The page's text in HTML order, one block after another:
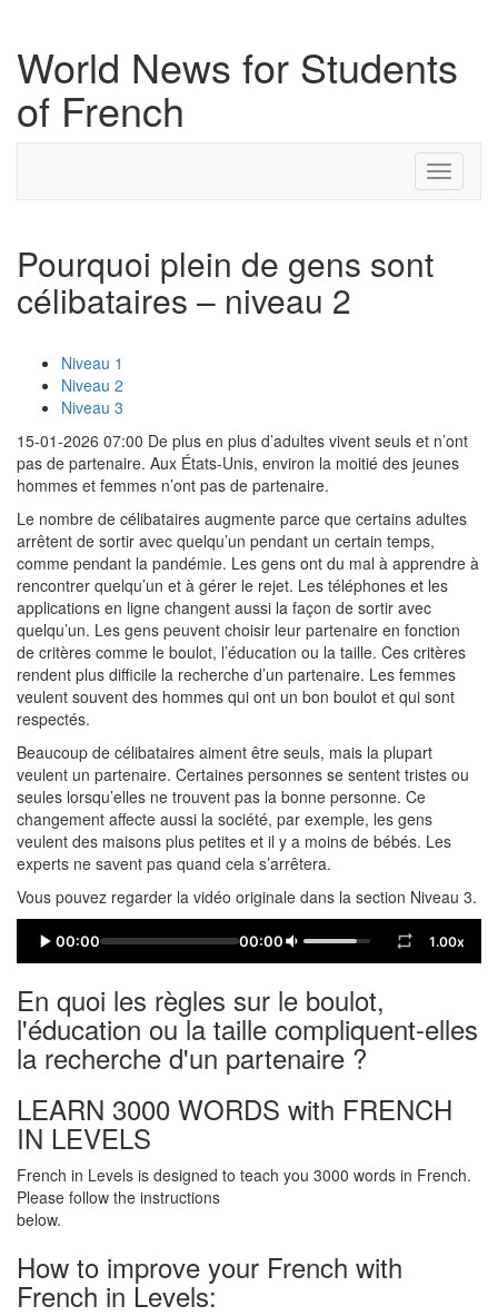
World News for Students
of French
Toggle
Pourquoi plein de gens sont
célibataires – niveau 2
Niveau 1
Niveau 2
Niveau 3
15-01-2026 07:00 De plus en plus d’adultes vivent seuls et n’ont
pas de partenaire. Aux États-Unis, environ la moitié des jeunes
hommes et femmes n’ont pas de partenaire.
Le nombre de célibataires augmente parce que certains adultes
arrêtent de sortir avec quelqu’un pendant un certain temps,
comme pendant la pandémie. Les gens ont du mal à apprendre à
rencontrer quelqu’un et à gérer le rejet. Les téléphones et les
applications en ligne changent aussi la façon de sortir avec
quelqu’un. Les gens peuvent choisir leur partenaire en fonction
de critères comme le boulot, l’éducation ou la taille. Ces critères
rendent plus difficile la recherche d’un partenaire. Les femmes
veulent souvent des hommes qui ont un bon boulot et qui sont
respectés.
Beaucoup de célibataires aiment être seuls, mais la plupart
veulent un partenaire. Certaines personnes se sentent tristes ou
seules lorsqu’elles ne trouvent pas la bonne personne. Ce
changement affecte aussi la société, par exemple, les gens
veulent des maisons plus petites et il y a moins de bébés. Les
experts ne savent pas quand cela s’arrêtera.
Vous pouvez regarder la vidéo originale dans la section Niveau 3.
00:00 00:00 1.00x
En quoi les règles sur le boulot,
l'éducation ou la taille compliquent-elles
la recherche d'un partenaire ?
LEARN 3000 WORDS with FRENCH
IN LEVELS
French in Levels is designed to teach you 3000 words in French.
Please follow the instructions
below.
How to improve your French with
French in Levels: